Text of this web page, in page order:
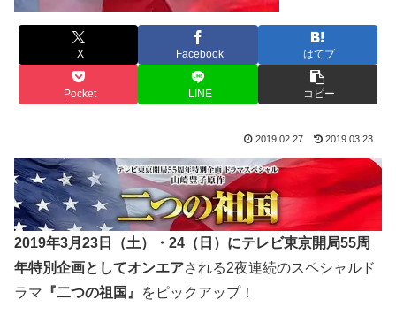
X Facebook はてブ
Pocket LINE コピー
2019.02.27 2019.03.23
2019年3月23日（土）・24（日）にテレビ東京開局55周
年特別企画としてオンエアされる2夜連続のスペシャルド
ラマ 『二つの祖国』 をピックアップ！